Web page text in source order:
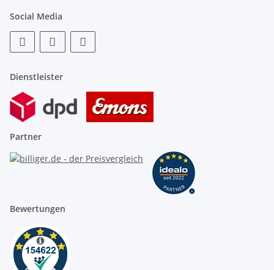
Social Media
Dienstleister
Partner
Bewertungen